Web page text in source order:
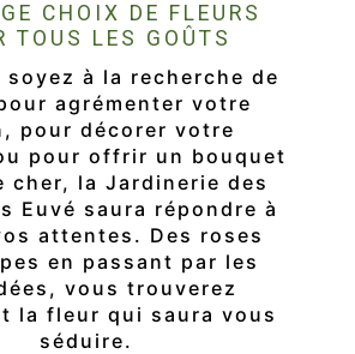
CHOIX DE FLEURS
TOUS LES GOÛTS
soyez à la recherche de
agrémenter votre
pour décorer votre
pour offrir un bouquet
cher, la Jardinerie des
Euvé saura répondre à
attentes. Des roses
en passant par les
vous trouverez
la fleur qui saura vous
séduire.